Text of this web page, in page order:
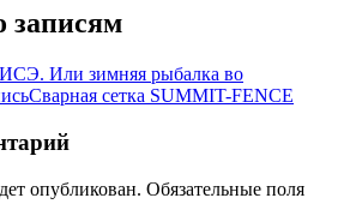
записям
Или зимняя рыбалка во
Сварная сетка SUMMIT-FENCE
опубликован. Обязательные поля